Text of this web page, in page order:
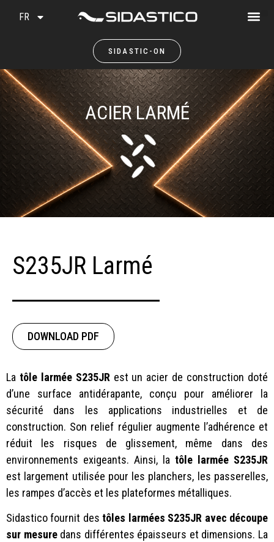
SIDASTIC-ON
FR
ACIER LARMÉ
S235JR Larmé
DOWNLOAD PDF
La tôle larmée S235JR est un acier de construction doté
d’une surface antidérapante, conçu pour améliorer la
sécurité dans les applications industrielles et de
construction. Son relief régulier augmente l’adhérence et
réduit les risques de glissement, même dans des
environnements exigeants. Ainsi, la tôle larmée S235JR
est largement utilisée pour les planchers, les passerelles,
les rampes d’accès et les plateformes métalliques.
Sidastico fournit destôles larmées S235JR avec découpe
sur mesuredans différentes épaisseurs et dimensions. La